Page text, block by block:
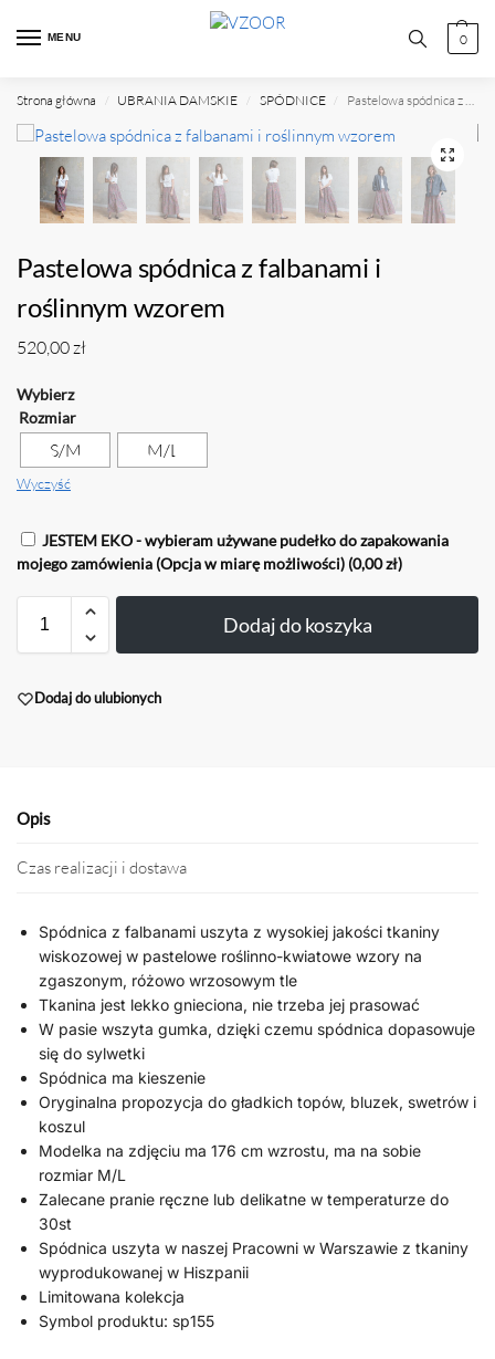
MENU 0
Strona główna / UBRANIA DAMSKIE / SPÓDNICE / Pastelowa spódnica z falbanami i roślinnym wzorem
Pastelowa spódnica z falbanami i
roślinnym wzorem
520,00zł
Rozmiar
S/M M/L
Wyczyść
JESTEM EKO - wybieram używane pudełko do zapakowania
mojego zamówienia (Opcja w miarę możliwości) (0,00 zł)
Dodaj do koszyka
Dodaj do ulubionych
Opis
Czas realizacji i dostawa
Spódnica z falbanami uszyta z wysokiej jakości tkaniny
wiskozowej w pastelowe roślinno-kwiatowe wzory na
zgaszonym, różowo wrzosowym tle
Tkanina jest lekko gnieciona, nie trzeba jej prasować
W pasie wszyta gumka, dzięki czemu spódnica dopasowuje
się do sylwetki
Spódnica ma kieszenie
Oryginalna propozycja do gładkich topów, bluzek, swetrów i
koszul
Modelka na zdjęciu ma 176 cm wzrostu, ma na sobie
rozmiar M/L
Zalecane pranie ręczne lub delikatne w temperaturze do
30st
Spódnica uszyta w naszej Pracowni w Warszawie z tkaniny
wyprodukowanej w Hiszpanii
Limitowana kolekcja
Symbol produktu: sp155